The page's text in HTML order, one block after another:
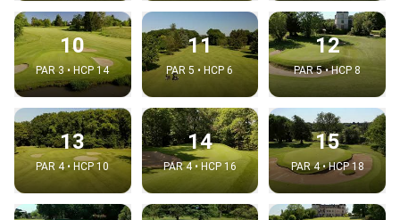
10
PAR 3 • HCP 14
11
PAR 5 • HCP 6
12
PAR 5 • HCP 8
13
PAR 4 • HCP 10
14
PAR 4 • HCP 16
15
PAR 4 • HCP 18